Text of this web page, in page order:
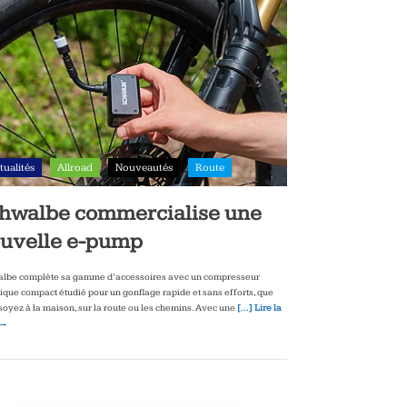
Allroad Nouveautés Route
commercialise une
e-pump
complète sa gamme d’accessoires avec un compresseur
compact étudié pour un gonflage rapide et sans efforts, que
à la maison, sur la route ou les chemins. Avec une […] Lire la